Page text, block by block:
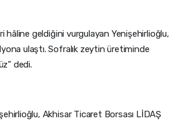
hâline geldiğini vurgulayan Yenişehirlioğlu,
ulaştı. Sofralık zeytin üretiminde
dedi.
Akhisar Ticaret Borsası LİDAŞ